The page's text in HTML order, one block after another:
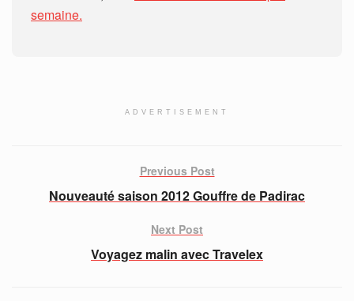
semaine.
ADVERTISEMENT
Previous Post
Nouveauté saison 2012 Gouffre de Padirac
Next Post
Voyagez malin avec Travelex